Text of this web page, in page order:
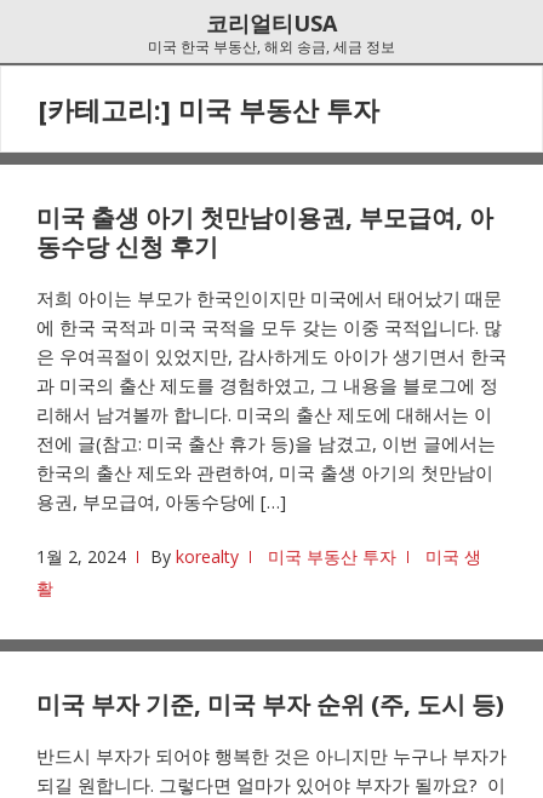
코리얼티USA
미국 한국 부동산, 해외 송금, 세금 정보
[카테고리:] 미국 부동산 투자
미국 출생 아기 첫만남이용권, 부모급여, 아
동수당 신청 후기
저희 아이는 부모가 한국인이지만 미국에서 태어났기 때문
에 한국 국적과 미국 국적을 모두 갖는 이중 국적입니다. 많
은 우여곡절이 있었지만, 감사하게도 아이가 생기면서 한국
과 미국의 출산 제도를 경험하였고, 그 내용을 블로그에 정
리해서 남겨볼까 합니다. 미국의 출산 제도에 대해서는 이
전에 글(참고: 미국 출산 휴가 등)을 남겼고, 이번 글에서는
한국의 출산 제도와 관련하여, 미국 출생 아기의 첫만남이
용권, 부모급여, 아동수당에 […]
1월 2, 2024 By korealty 미국 부동산 투자
미국 생
활
미국 부자 기준, 미국 부자 순위 (주, 도시 등)
반드시 부자가 되어야 행복한 것은 아니지만 누구나 부자가
되길 원합니다. 그렇다면 얼마가 있어야 부자가 될까요? 이